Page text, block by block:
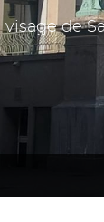
visage de